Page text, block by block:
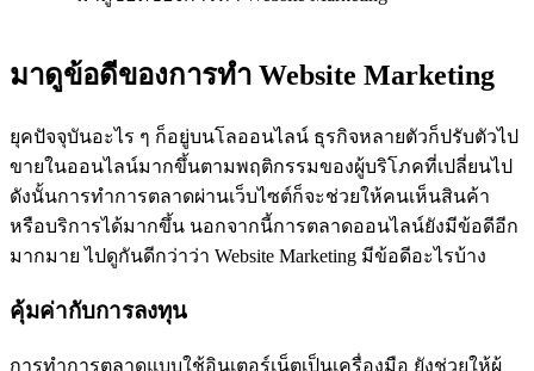
มาดูข้อดีของการทำ Website Marketing
ยุคปัจจุบันอะไร ๆ ก็อยู่บนโลออนไลน์ ธุรกิจหลายตัวก็ปรับตัวไป
ขายในออนไลน์มากขึ้นตามพฤติกรรมของผู้บริโภคที่เปลี่ยนไป
ดังนั้นการทำการตลาดผ่านเว็บไซต์ก็จะช่วยให้คนเห็นสินค้า
หรือบริการได้มากขึ้น นอกจากนี้การตลาดออนไลน์ยังมีข้อดีอีก
มากมาย ไปดูกันดีกว่าว่า Website Marketing มีข้อดีอะไรบ้าง
คุ้มค่ากับการลงทุน
การทำการตลาดแบบใช้อินเตอร์เน็ตเป็นเครื่องมือ ยังช่วยให้ผู้